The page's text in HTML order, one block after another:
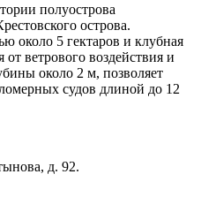
полуострова
острова.
около 5 гектаров и клубная
ветрового воздействия и
около 2 м, позволяет
судов длиной до 12
д. 92.